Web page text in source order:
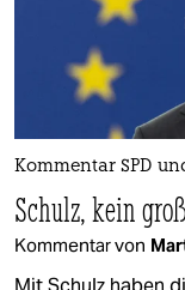
Kommentar SPD
Schulz, kein
Kommentar von